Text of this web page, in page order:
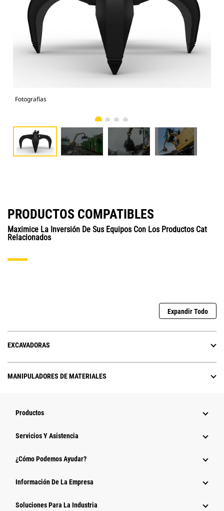
Fotografías
PRODUCTOS COMPATIBLES
Maximice La Inversión De Sus Equipos Con Los Productos Cat
Relacionados
Expandir Todo
EXCAVADORAS
MANIPULADORES DE MATERIALES
Productos
Servicios Y Asistencia
¿Cómo Podemos Ayudar?
Información De La Empresa
Soluciones Para La Industria